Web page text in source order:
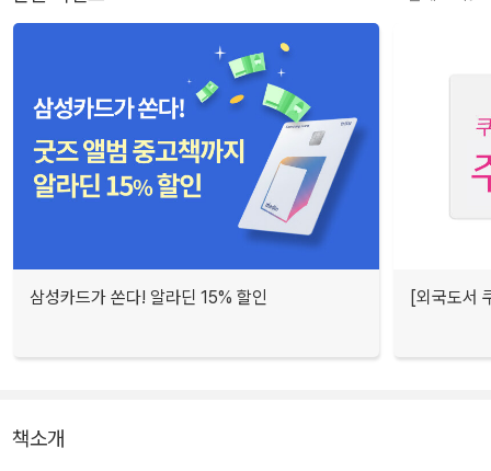
삼성카드가 쏜다! 알라딘 15% 할인 [외국도서
책소개